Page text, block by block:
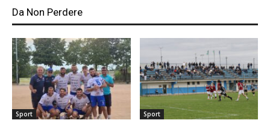
Da Non Perdere
Sport Sport